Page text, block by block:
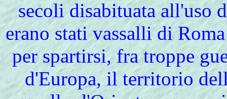
secoli disabituata all'uso
erano stati vassalli di
per spartirsi, fra troppe
d'Europa, il territorio